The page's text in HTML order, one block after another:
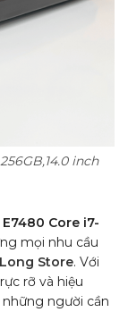
inch
Core i7-
mọi nhu cầu
Store. Với
rỡ và hiệu
người cần